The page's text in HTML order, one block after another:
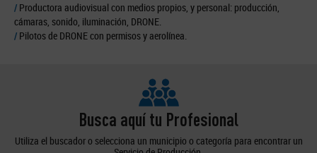
/ Productora audiovisual con medios propios, y personal: producción,
cámaras, sonido, iluminación, DRONE.
/ Pilotos de DRONE con permisos y aerolínea.
Busca aquí tu Profesional
Utiliza el buscador o selecciona un municipio o categoría para encontrar un